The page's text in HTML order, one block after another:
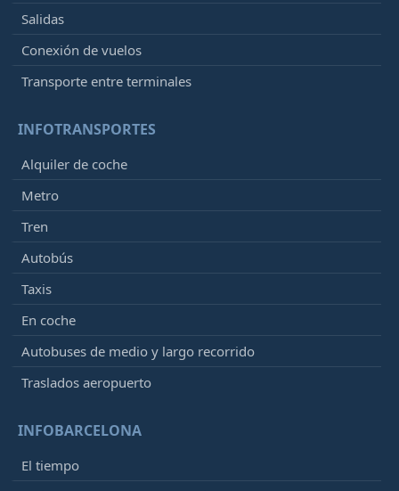
Salidas
Conexión de vuelos
Transporte entre terminales
INFOTRANSPORTES
Alquiler de coche
Metro
Tren
Autobús
Taxis
En coche
Autobuses de medio y largo recorrido
Traslados aeropuerto
INFOBARCELONA
El tiempo